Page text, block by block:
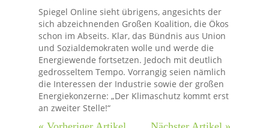
Spiegel Online sieht übrigens, angesichts der
sich abzeichnenden Großen Koalition, die Ökos
schon im Abseits. Klar, das Bündnis aus Union
und Sozialdemokraten wolle und werde die
Energiewende fortsetzen. Jedoch mit deutlich
gedrosseltem Tempo. Vorrangig seien nämlich
die Interessen der Industrie sowie der großen
Energiekonzerne: „Der Klimaschutz kommt erst
an zweiter Stelle!“